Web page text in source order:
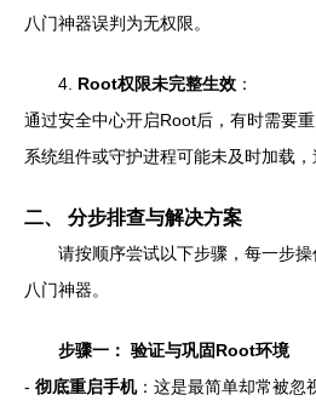
八门神器误判为无权限。
4. Root权限未完整生效 ：
通过安全中心开启Root后，有时需要
系统组件或守护进程可能未及时加载，
二、 分步排查与解决方案
请按顺序尝试以下步骤，每一步
八门神器。
步骤一： 验证与巩固Root环境
- 彻底重启手机：这是最简单却常被忽